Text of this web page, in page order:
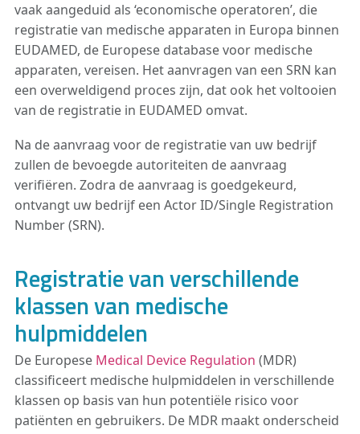
vaak aangeduid als ‘economische operatoren’, die
registratie van medische apparaten in Europa binnen
EUDAMED, de Europese database voor medische
apparaten, vereisen. Het aanvragen van een SRN kan
een overweldigend proces zijn, dat ook het voltooien
van de registratie in EUDAMED omvat.
Na de aanvraag voor de registratie van uw bedrijf
zullen de bevoegde autoriteiten de aanvraag
verifiëren. Zodra de aanvraag is goedgekeurd,
ontvangt uw bedrijf een Actor ID/Single Registration
Number (SRN).
Registratie van verschillende
klassen van medische
hulpmiddelen
De Europese Medical Device Regulation (MDR)
classificeert medische hulpmiddelen in verschillende
klassen op basis van hun potentiële risico voor
patiënten en gebruikers. De MDR maakt onderscheid